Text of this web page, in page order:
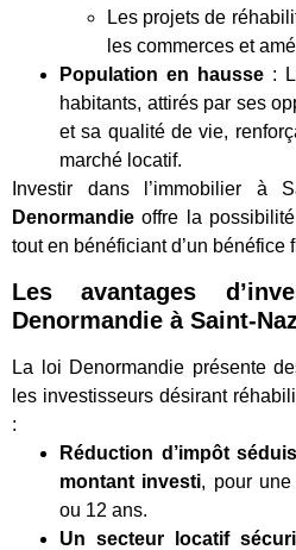
Les projets de
les commerces et
Population en hausse :
habitants, attirés par ses
et sa qualité de vie,
marché locatif.
Investir dans l’immobilier à
Denormandie offre la
tout en bénéficiant d’un bénéfice
Les avantages
Denormandie à Saint-
La loi Denormandie présente
les investisseurs désirant
:
Réduction d’impôt
montant investi, pour
ou 12 ans.
Un secteur locatif